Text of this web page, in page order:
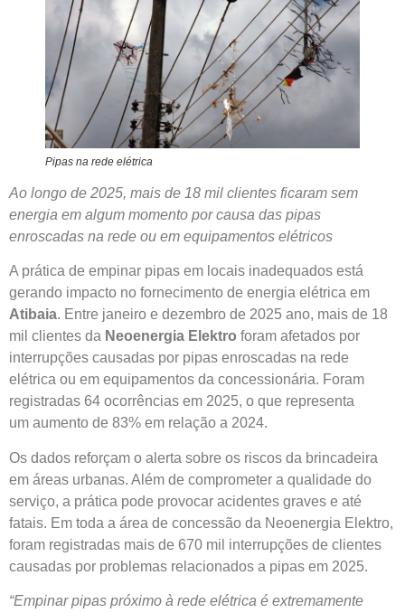
Pipas na rede elétrica
Ao longo de 2025, mais de 18 mil clientes ficaram sem
energia em algum momento por causa das pipas
enroscadas na rede ou em equipamentos elétricos
A prática de empinar pipas em locais inadequados está
gerando impacto no fornecimento de energia elétrica em
Atibaia. Entre janeiro e dezembro de 2025 ano, mais de 18
mil clientes da Neoenergia Elektro foram afetados por
interrupções causadas por pipas enroscadas na rede
elétrica ou em equipamentos da concessionária. Foram
registradas 64 ocorrências em 2025, o que representa
um aumento de 83% em relação a 2024.
Os dados reforçam o alerta sobre os riscos da brincadeira
em áreas urbanas. Além de comprometer a qualidade do
serviço, a prática pode provocar acidentes graves e até
fatais. Em toda a área de concessão da Neoenergia Elektro,
foram registradas mais de 670 mil interrupções de clientes
causadas por problemas relacionados a pipas em 2025.
“Empinar pipas próximo à rede elétrica é extremamente